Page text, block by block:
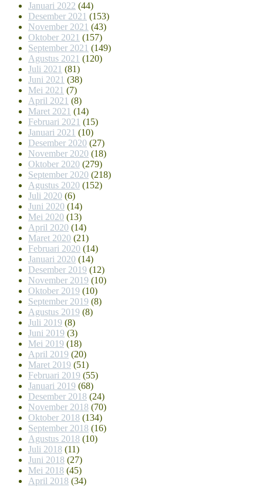
Januari 2022 (44)
Desember 2021 (153)
November 2021 (43)
Oktober 2021 (157)
September 2021 (149)
Agustus 2021 (120)
Juli 2021 (81)
Juni 2021 (38)
Mei 2021 (7)
April 2021 (8)
Maret 2021 (14)
Februari 2021 (15)
Januari 2021 (10)
Desember 2020 (27)
November 2020 (18)
Oktober 2020 (279)
September 2020 (218)
Agustus 2020 (152)
Juli 2020 (6)
Juni 2020 (14)
Mei 2020 (13)
April 2020 (14)
Maret 2020 (21)
Februari 2020 (14)
Januari 2020 (14)
Desember 2019 (12)
November 2019 (10)
Oktober 2019 (10)
September 2019 (8)
Agustus 2019 (8)
Juli 2019 (8)
Juni 2019 (3)
Mei 2019 (18)
April 2019 (20)
Maret 2019 (51)
Februari 2019 (55)
Januari 2019 (68)
Desember 2018 (24)
November 2018 (70)
Oktober 2018 (134)
September 2018 (16)
Agustus 2018 (10)
Juli 2018 (11)
Juni 2018 (27)
Mei 2018 (45)
April 2018 (34)